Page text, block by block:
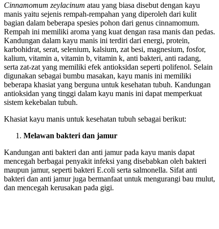
Cinnamomum zeylacinum atau yang biasa disebut dengan kayu
manis yaitu sejenis rempah-rempahan yang diperoleh dari kulit
bagian dalam beberapa spesies pohon dari genus cinnamomum.
Rempah ini memiliki aroma yang kuat dengan rasa manis dan pedas.
Kandungan dalam kayu manis ini terdiri dari energi, protein,
karbohidrat, serat, selenium, kalsium, zat besi, magnesium, fosfor,
kalium, vitamin a, vitamin b, vitamin k, anti bakteri, anti radang,
serta zat-zat yang memiliki efek antioksidan seperti polifenol. Selain
digunakan sebagai bumbu masakan, kayu manis ini memiliki
beberapa khasiat yang berguna untuk kesehatan tubuh. Kandungan
antioksidan yang tinggi dalam kayu manis ini dapat memperkuat
sistem kekebalan tubuh.
Khasiat kayu manis untuk kesehatan tubuh sebagai berikut:
Melawan bakteri dan jamur
Kandungan anti bakteri dan anti jamur pada kayu manis dapat
mencegah berbagai penyakit infeksi yang disebabkan oleh bakteri
maupun jamur, seperti bakteri E.coli serta salmonella. Sifat anti
bakteri dan anti jamur juga bermanfaat untuk mengurangi bau mulut,
dan mencegah kerusakan pada gigi.